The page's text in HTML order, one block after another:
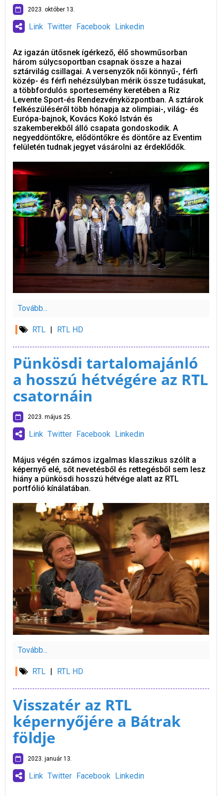
2023. október 13.
Link Twitter Facebook Linkedin
Az igazán ütősnek ígérkező, élő showműsorban
három súlycsoportban csapnak össze a hazai
sztárvilág csillagai. A versenyzők női könnyű-, férfi
közép- és férfi nehézsúlyban mérik össze tudásukat,
a többfordulós sportesemény keretében a Riz
Levente Sport-és Rendezvényközpontban. A sztárok
felkészüléséről több hónapja az olimpiai-, világ- és
Európa-bajnok, Kovács Kokó István és
szakemberekből álló csapata gondoskodik. A
negyeddöntőkre, elődöntőkre és döntőre az Eventim
felületén tudnak jegyet vásárolni az érdeklődők.
Tovább...
RTL RTL HD
Pünkösdi tartalomajánló
a hosszú hétvégére az RTL
csatornáin
2023. május 25.
Link Twitter Facebook Linkedin
Május végén számos izgalmas klasszikus szólít a
képernyő elé, sőt nevetésből és rettegésből sem lesz
hiány a pünkösdi hosszú hétvége alatt az RTL
portfólió kínálatában.
Tovább...
RTL | RTL HD
Visszatér az RTL
képernyőjére a Bátrak
földje
2023. január 13.
Link Twitter Facebook Linkedin